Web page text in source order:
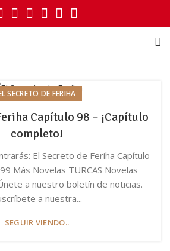
SECRETO DE FERIHA
Capítulo 98 – ¡Capítulo
completo!
El Secreto de Feriha Capítulo
Más Novelas TURCAS Novelas
a nuestro boletín de noticias.
a nuestra...
SEGUIR VIENDO..